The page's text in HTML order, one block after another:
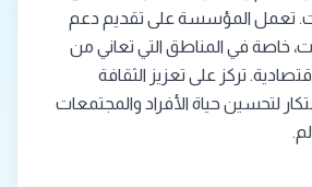
تعمل المؤسسة على تقديم دعم
خاصة في المناطق التي تعاني من
تركز على تعزيز الثقافة
لتحسين حياة الأفراد والمجتمعات